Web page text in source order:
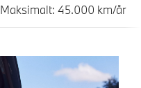
Maksimalt: 45.000 km/år